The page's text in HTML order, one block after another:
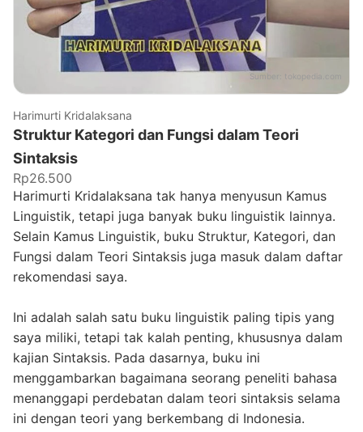
Sumber: tokopedia.com
Harimurti Kridalaksana
Struktur Kategori dan Fungsi dalam Teori
Sintaksis
Rp26.500
Harimurti Kridalaksana tak hanya menyusun Kamus
Linguistik, tetapi juga banyak buku linguistik lainnya.
Selain Kamus Linguistik, buku Struktur, Kategori, dan
Fungsi dalam Teori Sintaksis juga masuk dalam daftar
rekomendasi saya.
Ini adalah salah satu buku linguistik paling tipis yang
saya miliki, tetapi tak kalah penting, khususnya dalam
kajian Sintaksis. Pada dasarnya, buku ini
menggambarkan bagaimana seorang peneliti bahasa
menanggapi perdebatan dalam teori sintaksis selama
ini dengan teori yang berkembang di Indonesia.